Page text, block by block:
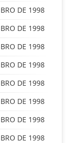
DE 1998
DE 1998
DE 1998
DE 1998
DE 1998
DE 1998
DE 1998
DE 1998